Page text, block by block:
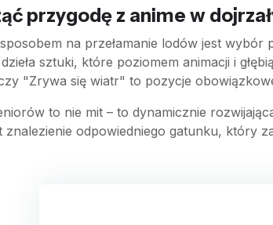
przygodę z anime w
na przełamanie lodów jest
sztuki, które poziomem animacji i
"Zrywa się wiatr" to pozycje
to nie mit – to dynamicznie
znalezienie odpowiedniego gatunku, który